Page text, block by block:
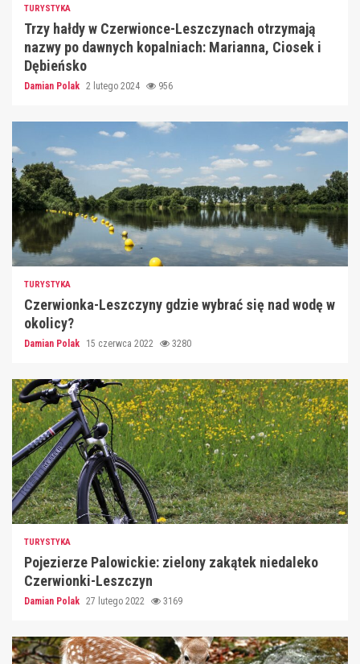
TURYSTYKA
Trzy hałdy w Czerwionce-Leszczynach otrzymają
nazwy po dawnych kopalniach: Marianna, Ciosek i
Dębieńsko
Damian Polak 2 lutego 2024 956
TURYSTYKA
Czerwionka-Leszczyny gdzie wybrać się nad wodę w
okolicy?
Damian Polak 15 czerwca 2022 3280
TURYSTYKA
Pojezierze Palowickie: zielony zakątek niedaleko
Czerwionki-Leszczyn
Damian Polak 27 lutego 2022 3169